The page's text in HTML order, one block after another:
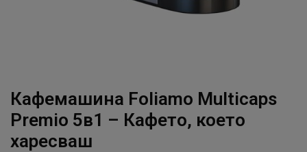
Кафемашина Foliamo Multicaps
Premio 5в1 – Кафето, което
харесваш